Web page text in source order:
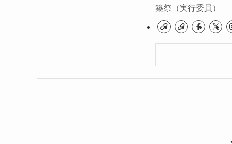
築祭（実行委員）